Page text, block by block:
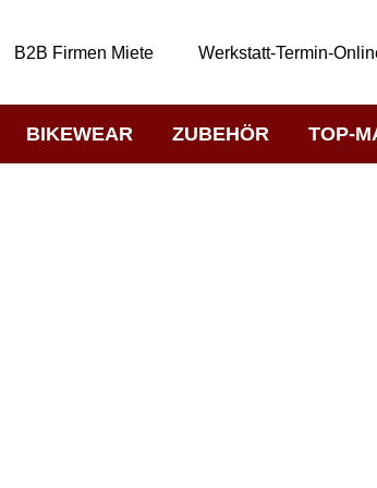
B2B Firmen Miete Werkstatt-Termin-
BIKEWEAR ZUBEHÖR TOP-